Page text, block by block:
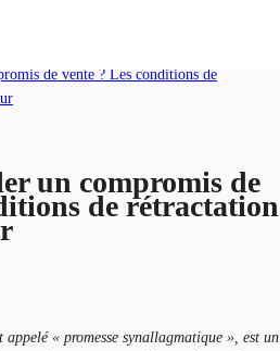
de vente ? Les conditions de
un compromis de
de rétractation
appelé « promesse synallagmatique », est un